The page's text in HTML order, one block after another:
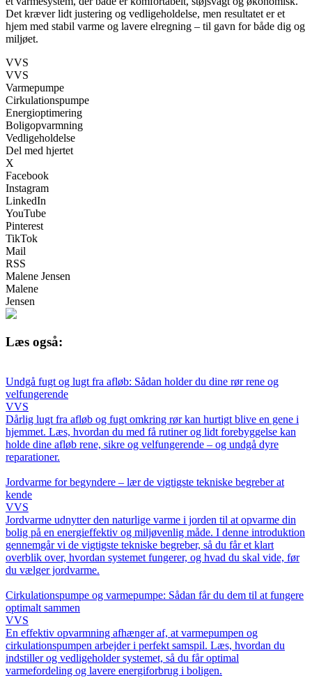
Det kræver lidt justering og vedligeholdelse, men resultatet er et
hjem med stabil varme og lavere elregning – til gavn for både dig og
miljøet.
VVS
VVS
Varmepumpe
Cirkulationspumpe
Energioptimering
Boligopvarmning
Vedligeholdelse
Del med hjertet
X
Facebook
Instagram
LinkedIn
YouTube
Pinterest
TikTok
Mail
RSS
Malene Jensen
Malene
Jensen
Læs også:
Undgå fugt og lugt fra afløb: Sådan holder du dine rør rene og
velfungerende
VVS
Dårlig lugt fra afløb og fugt omkring rør kan hurtigt blive en gene i
hjemmet. Læs, hvordan du med få rutiner og lidt forebyggelse kan
holde dine afløb rene, sikre og velfungerende – og undgå dyre
reparationer.
Jordvarme for begyndere – lær de vigtigste tekniske begreber at
kende
VVS
Jordvarme udnytter den naturlige varme i jorden til at opvarme din
bolig på en energieffektiv og miljøvenlig måde. I denne introduktion
gennemgår vi de vigtigste tekniske begreber, så du får et klart
overblik over, hvordan systemet fungerer, og hvad du skal vide, før
du vælger jordvarme.
Cirkulationspumpe og varmepumpe: Sådan får du dem til at fungere
optimalt sammen
VVS
En effektiv opvarmning afhænger af, at varmepumpen og
cirkulationspumpen arbejder i perfekt samspil. Læs, hvordan du
indstiller og vedligeholder systemet, så du får optimal
varmefordeling og lavere energiforbrug i boligen.